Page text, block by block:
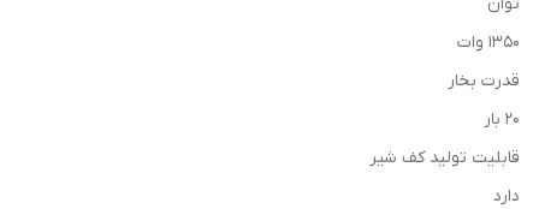
1350 وات
قدرت بخار
20 بار
قابلیت تولید کف شیر
دارد